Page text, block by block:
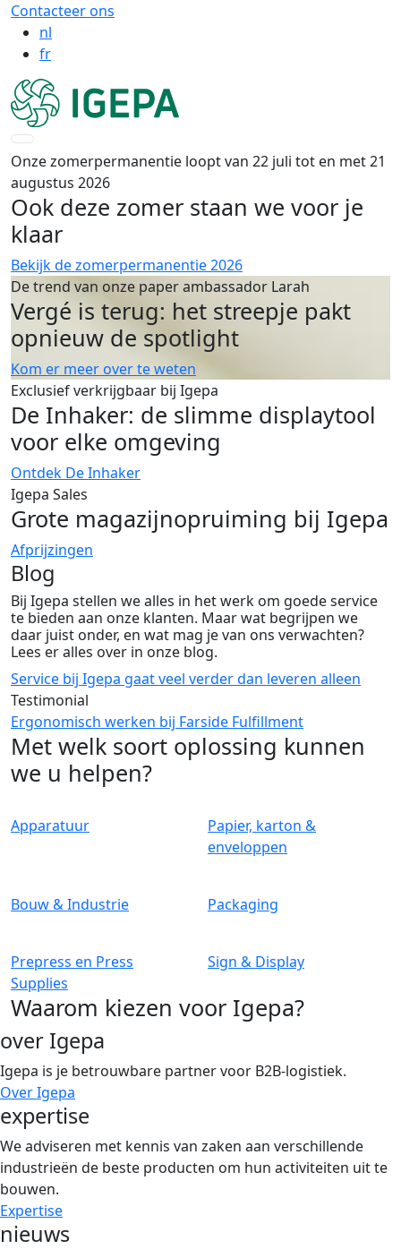
Contacteer ons
nl
fr
Onze zomerpermanentie loopt van 22 juli tot en met 21
augustus 2026
Ook deze zomer staan we voor je
klaar
Bekijk de zomerpermanentie 2026
De trend van onze paper ambassador Larah
Vergé is terug: het streepje pakt
opnieuw de spotlight
Kom er meer over te weten
Exclusief verkrijgbaar bij Igepa
De Inhaker: de slimme displaytool
voor elke omgeving
Ontdek De Inhaker
Igepa Sales
Grote magazijnopruiming bij Igepa
Afprijzingen
Blog
Bij Igepa stellen we alles in het werk om goede service
te bieden aan onze klanten. Maar wat begrijpen we
daar juist onder, en wat mag je van ons verwachten?
Lees er alles over in onze blog.
Service bij Igepa gaat veel verder dan leveren alleen
Testimonial
Ergonomisch werken bij Farside Fulfillment
Met welk soort oplossing kunnen
we u helpen?
Apparatuur
Papier, karton &
enveloppen
Bouw & Industrie Packaging
Prepress en Press
Supplies
Sign & Display
Waarom kiezen voor Igepa?
over Igepa
Igepa is je betrouwbare partner voor B2B-logistiek.
Over Igepa
expertise
We adviseren met kennis van zaken aan verschillende
industrieën de beste producten om hun activiteiten uit te
bouwen.
Expertise
nieuws